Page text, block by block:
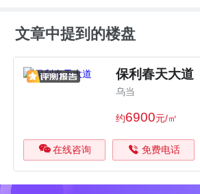
文章中提到的楼盘
保利春天大道
乌当
约6900元/㎡
在线咨询 免费电话